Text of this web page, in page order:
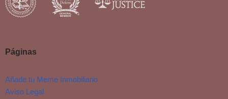
Páginas
Añade tu Meme Inmobiliario
Aviso Legal